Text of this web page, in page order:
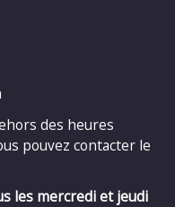
des heures
pouvez contacter le
les mercredi et jeudi